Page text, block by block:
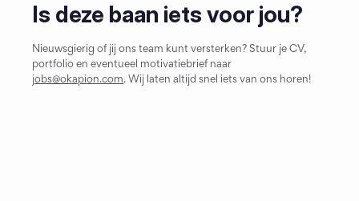
Is deze baan iets voor jou?
Nieuwsgierig of jij ons team kunt versterken? Stuur je CV,
jobs@okapion.com. Wij laten altijd snel iets van ons horen!